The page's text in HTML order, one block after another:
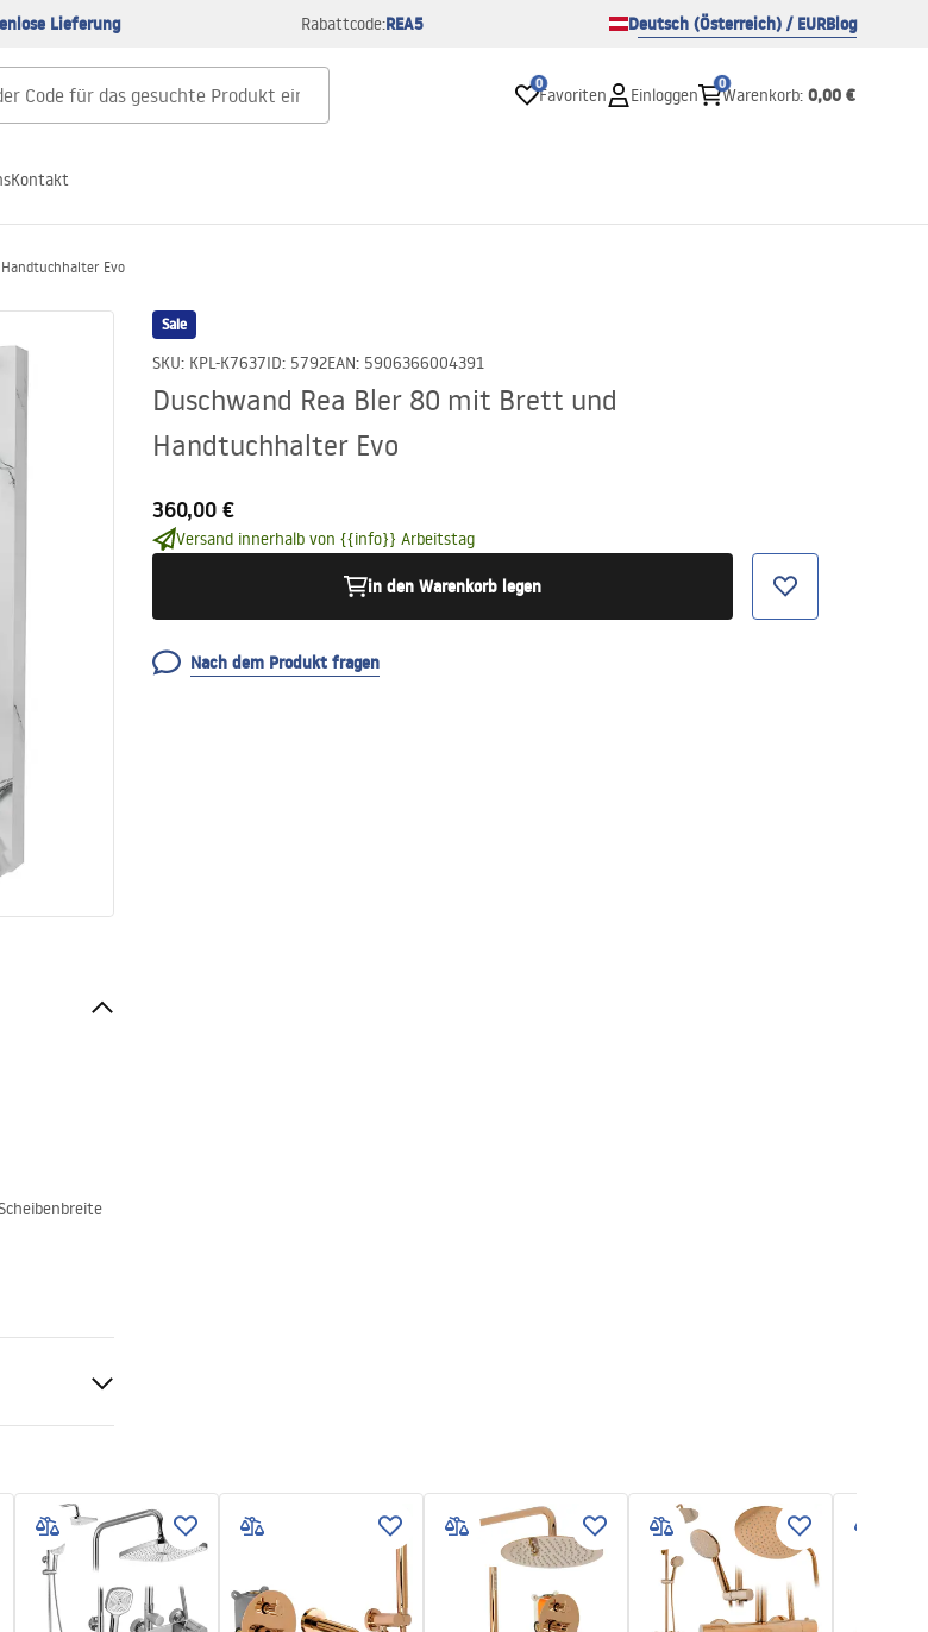
Lieferung Rabattcode:REA5 Deutsch (Österreich) / EURBlog
0
Favoriten Einloggen
0
Warenkorb: 0,00 €
Kontakt
Evo
Sale
SKU: KPL-K7637ID: 5792EAN: 5906366004391
Duschwand Rea Bler 80 mit Brett und
Handtuchhalter Evo
360,00 €
Versand innerhalb von {{info}} Arbeitstag
in den Warenkorb legen
Nach dem Produkt fragen